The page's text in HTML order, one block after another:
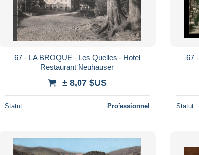
67 - LA BROQUE - Les Quelles - Hotel
Restaurant Neuhauser
± 8,07 $US
Statut Professionnel
67
Statut